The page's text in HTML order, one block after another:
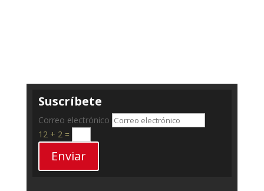
Suscríbete
Correo electrónico
12 + 2=
Enviar